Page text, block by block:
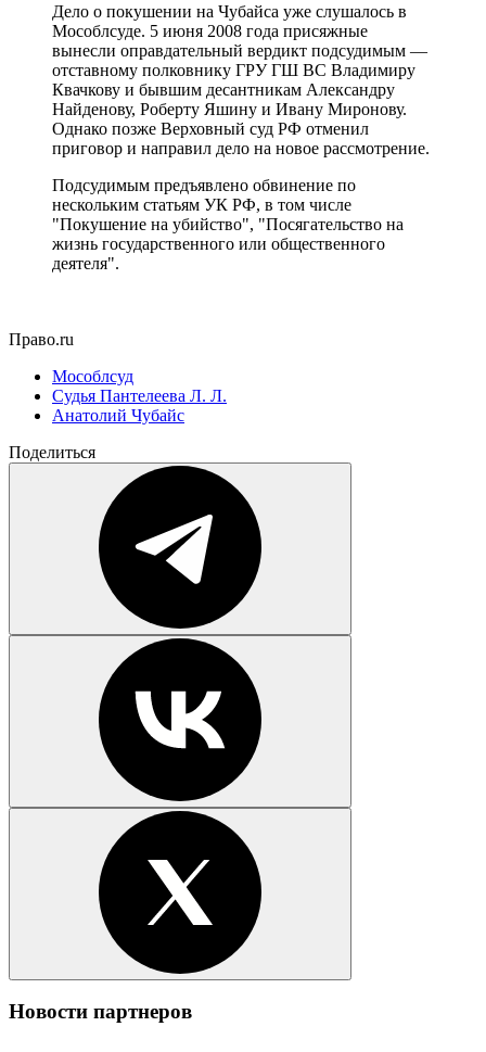
Дело о покушении на Чубайса уже слушалось в
Мособлсуде. 5 июня 2008 года присяжные
вынесли оправдательный вердикт подсудимым —
отставному полковнику ГРУ ГШ ВС Владимиру
Квачкову и бывшим десантникам Александру
Найденову, Роберту Яшину и Ивану Миронову.
Однако позже Верховный суд РФ отменил
приговор и направил дело на новое рассмотрение.
Подсудимым предъявлено обвинение по
нескольким статьям УК РФ, в том числе
"Покушение на убийство", "Посягательство на
жизнь государственного или общественного
деятеля".
Право.ru
Мособлсуд
Судья Пантелеева Л. Л.
Анатолий Чубайс
Поделиться
Новости партнеров